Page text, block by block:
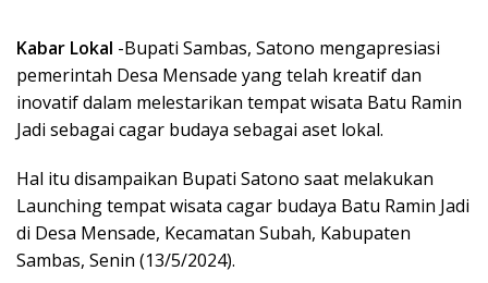
Kabar Lokal -Bupati Sambas, Satono mengapresiasi
pemerintah Desa Mensade yang telah kreatif dan
inovatif dalam melestarikan tempat wisata Batu Ramin
Jadi sebagai cagar budaya sebagai aset lokal.
Hal itu disampaikan Bupati Satono saat melakukan
Launching tempat wisata cagar budaya Batu Ramin Jadi
di Desa Mensade, Kecamatan Subah, Kabupaten
Sambas, Senin (13/5/2024).